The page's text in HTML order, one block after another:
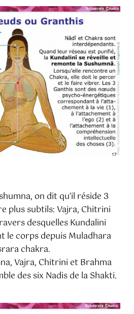
on dit qu’il réside 3
plus subtils: Vajra, Chitrini
desquelles Kundalini
le corps depuis Muladhara
chakra.
Vajra, Chitrini et Brahma
des six Nadis de la Shakti.